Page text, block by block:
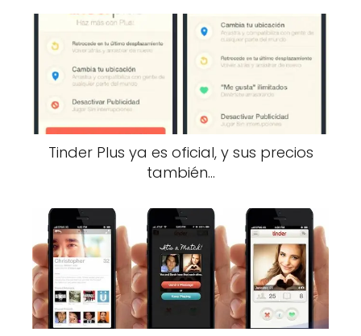
Tinder Plus ya es oficial, y sus precios
también…